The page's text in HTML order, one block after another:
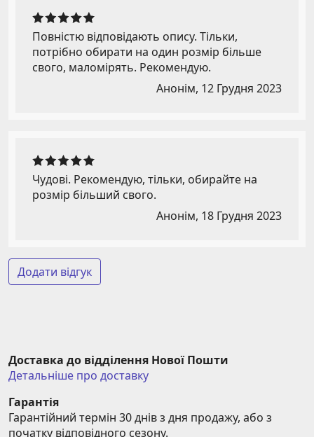
Повністю відповідають опису. Тільки,
потрібно обирати на один розмір більше
свого, маломірять. Рекомендую.
Анонім, 12 Грудня 2023
Чудові. Рекомендую, тільки, обирайте на
розмір більший свого.
Анонім, 18 Грудня 2023
Додати відгук
Доставка до відділення Нової Пошти
Детальніше про доставку
Гарантія
Гарантійний термін 30 днів з дня продажу, або з
початку відповідного сезону.